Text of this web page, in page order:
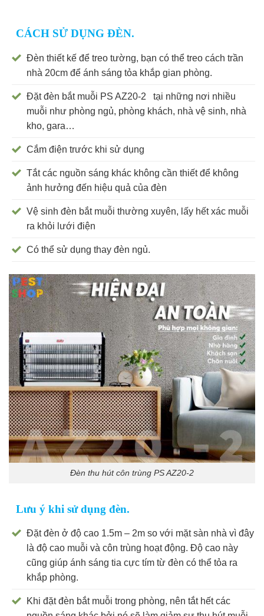
CÁCH SỬ DỤNG ĐÈN.
Đèn thiết kế để treo tường, bạn có thể treo cách trần
nhà 20cm để ánh sáng tỏa khắp gian phòng.
Đặt đèn bắt muỗi PS AZ20-2 tại những nơi nhiều
muỗi như phòng ngủ, phòng khách, nhà vệ sinh, nhà
kho, gara…
Cắm điện trước khi sử dụng
Tắt các nguồn sáng khác không cần thiết để không
ảnh hưởng đến hiệu quả của đèn
Vệ sinh đèn bắt muỗi thường xuyên, lấy hết xác muỗi
ra khỏi lưới điện
Có thể sử dụng thay đèn ngủ.
Đèn thu hút côn trùng PS AZ20-2
Lưu ý khi sử dụng đèn.
Đặt đèn ở độ cao 1.5m – 2m so với mặt sàn nhà vì đây
là độ cao muỗi và côn trùng hoạt động. Độ cao này
cũng giúp ánh sáng tia cực tím từ đèn có thể tỏa ra
khắp phòng.
Khi đặt đèn bắt muỗi trong phòng, nên tắt hết các